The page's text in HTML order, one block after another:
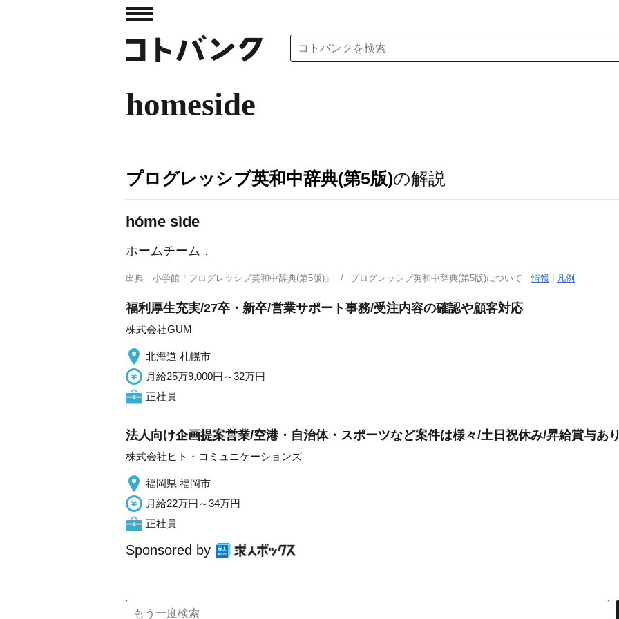
homeside
プログレッシブ英和中辞典(第5版)の解説
hóme sìde
ホームチーム ．
出典 小学館「プログレッシブ英和中辞典(第5版)」 プログレッシブ英和中辞典(第5版)について情報 凡例
福利厚生充実/27卒・新卒/営業サポート事務/受注内容の確認や顧客対応
株式会社GUM
北海道 札幌市
月給25万9,000円～32万円
正社員
法人向け企画提案営業/空港・自治体・スポーツなど案件は様々/土日祝休み/昇給賞与あ
株式会社ヒト・コミュニケーションズ
福岡県 福岡市
月給22万円～34万円
正社員
Sponsored by